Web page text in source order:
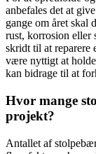
anbefales det at
gange om året skal
rust, korrosion eller
skridt til at reparere
være nyttigt at
kan bidrage til at
Hvor mange
projekt?
Antallet af